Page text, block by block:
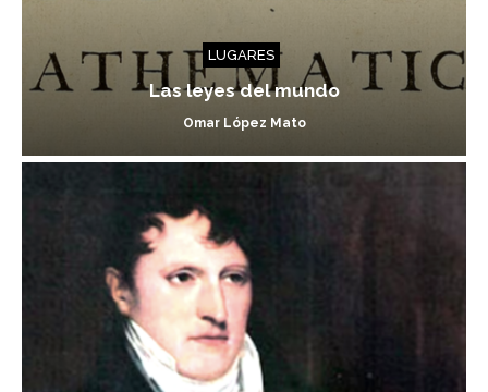
LUGARES
Las leyes del mundo
Omar López Mato